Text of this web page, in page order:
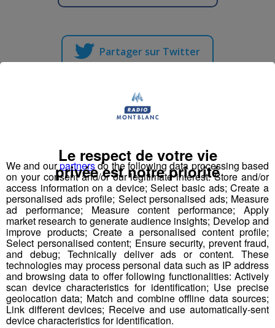
Partager sur Twitter
Testé Approuvé | Faites du Saut à
Publié par La rédaction Montblanclive-27 juin 2018 à 10h00
-Mis à jour le 16 août 2018 à 15h34
Le Magazine Radio Mont Blanc
Animation
La Matinale des Super Lève-Tôt
Découverte
We and ourpartnersdo the following data processing based
on your consent and/or our legitimate interest: Store and/or
access information on a device; Select basic ads; Create a
personalised ads profile; Select personalised ads; Measure
ad performance; Measure content performance; Apply
market research to generate audience insights; Develop and
improve products; Create a personalised content profile;
Select personalised content; Ensure security, prevent fraud,
and debug; Technically deliver ads or content. These
technologies may process personal data such as IP address
and browsing data to offer following functionalities: Actively
scan device characteristics for identification; Use precise
geolocation data; Match and combine offline data sources;
Link different devices; Receive and use automatically-sent
device characteristics for identification.
Le respect de votre vie
privée est notre priorité